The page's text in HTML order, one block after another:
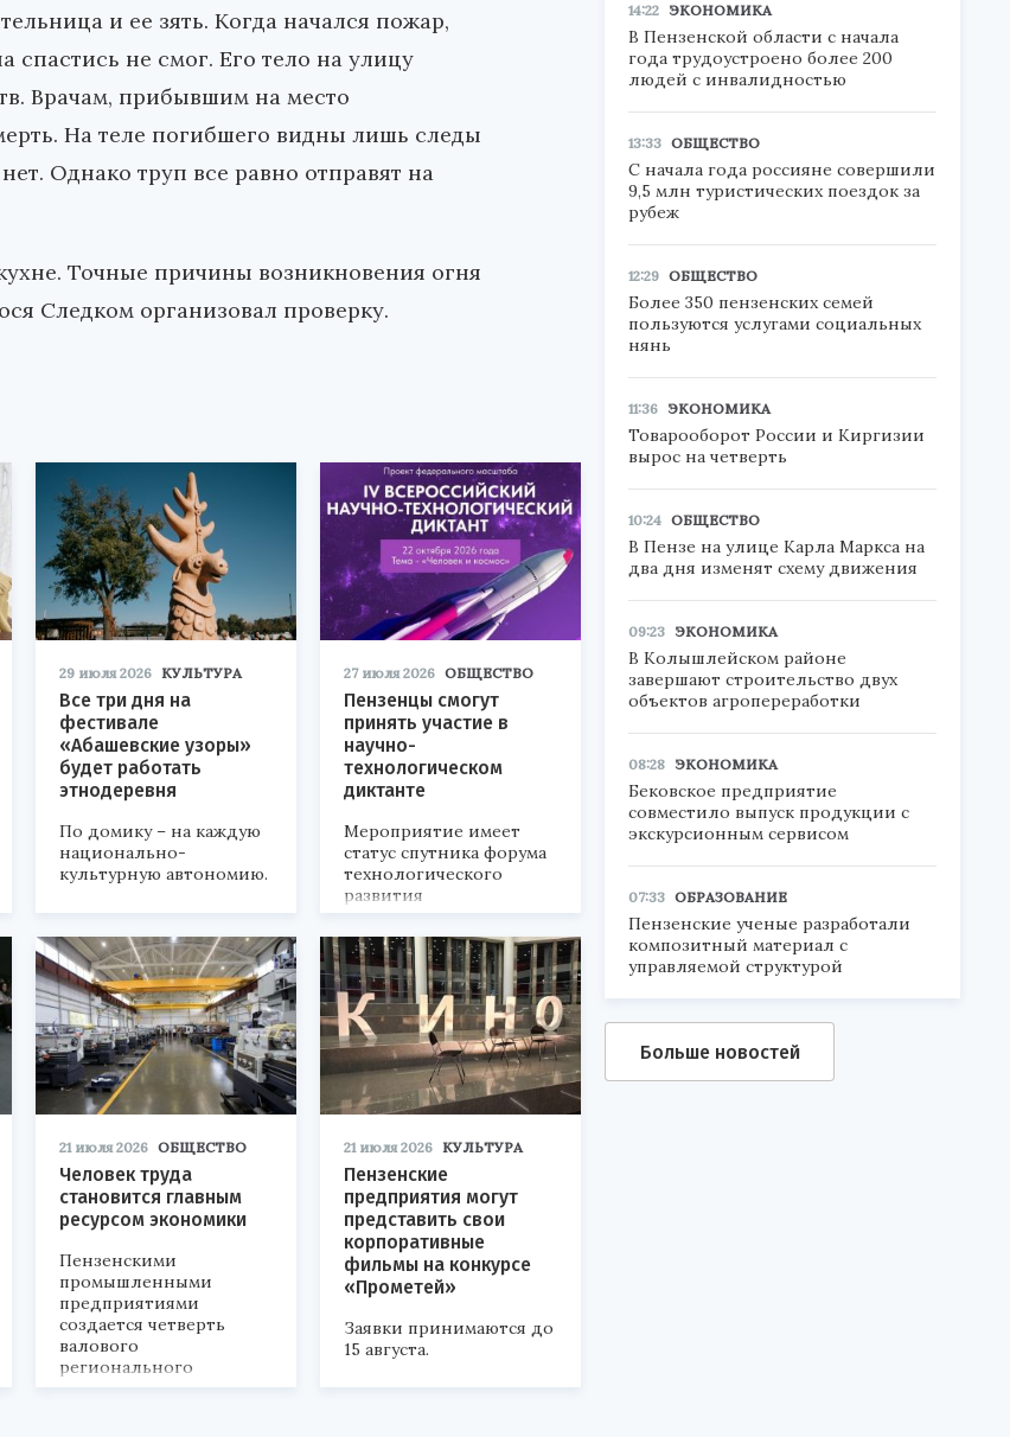
и ее зять. Когда начался пожар,
не смог. Его тело на улицу
Врачам, прибывшим на место
На теле погибшего видны лишь следы
Однако труп все равно отправят на
Точные причины возникновения огня
Следком организовал проверку.
29 июля 2026 КУЛЬТУРА
Все три дня на
фестивале
«Абашевские узоры»
будет работать
этнодеревня
По домику – на каждую
национально-
культурную автономию.
27 июля 2026 ОБЩЕСТВО
Пензенцы смогут
принять участие в
научно-
технологическом
диктанте
Мероприятие имеет
статус спутника форума
технологического
развития
«Технопром-2026».
21 июля 2026 ОБЩЕСТВО
Человек труда
становится главным
ресурсом экономики
Пензенскими
промышленными
предприятиями
создается четверть
валового
регионального
продукта и
21 июля 2026 КУЛЬТУРА
Пензенские
предприятия могут
представить свои
корпоративные
фильмы на конкурсе
«Прометей»
Заявки принимаются до
15 августа.
14:22 ЭКОНОМИКА
В Пензенской области с начала
года трудоустроено более 200
людей с инвалидностью
13:33 ОБЩЕСТВО
С начала года россияне совершили
9,5 млн туристических поездок за
рубеж
12:29 ОБЩЕСТВО
Более 350 пензенских семей
пользуются услугами социальных
нянь
11:36 ЭКОНОМИКА
Товарооборот России и Киргизии
вырос на четверть
10:24 ОБЩЕСТВО
В Пензе на улице Карла Маркса на
два дня изменят схему движения
09:23 ЭКОНОМИКА
В Колышлейском районе
завершают строительство двух
объектов агропереработки
08:28 ЭКОНОМИКА
Бековское предприятие
совместило выпуск продукции с
экскурсионным сервисом
07:33 ОБРАЗОВАНИЕ
Пензенские ученые разработали
композитный материал с
управляемой структурой
Больше новостей